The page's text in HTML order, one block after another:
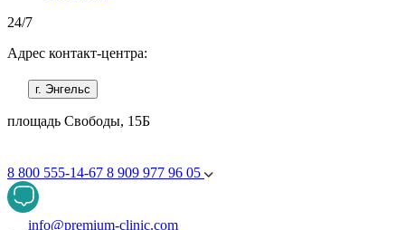
24/7
Адрес контакт-центра:
г. Энгельс
площадь Свободы, 15Б
8 800 555-14-67 8 909 977 96 05
info@premium-clinic.com